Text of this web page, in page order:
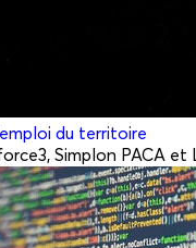
du territoire
Simplon PACA